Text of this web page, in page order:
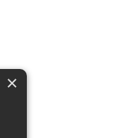
×